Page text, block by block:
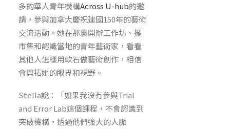
多的華人青年機構Across U-hub的邀
請，參與加拿大慶祝建國150年的藝術
交流活動。她在那裏開辦工作坊、擺
市集和認識當地的青年藝術家，看看
其他人怎樣用軟石做藝術創作，相信
會開拓她的眼界和視野。
Stella說：「如果我沒有參與Trial
and Error Lab這個課程，不會認識到
突破機構，透過他們強大的人脈